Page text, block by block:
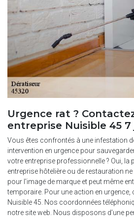
Urgence rat ?
entreprise Nuisible 45 7
Vous êtes confrontés à une infestation
intervention en urgence pour
votre entreprise professionnelle ? Oui, la
entreprise hôtelière ou de restauration
pour l’image de marque et peut même
temporaire. Pour une action en
Nuisible 45. Nos coordonnées
notre site web. Nous disposons d’une